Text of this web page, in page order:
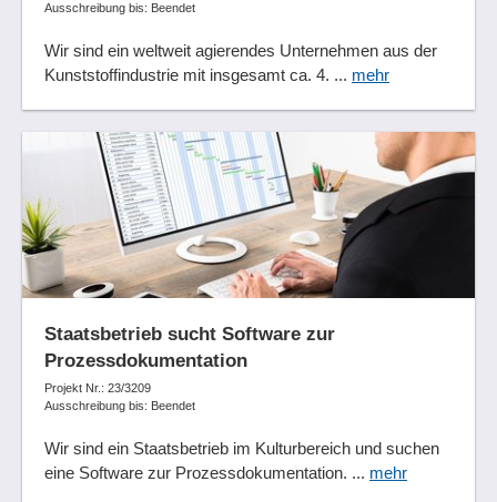
Ausschreibung bis: Beendet
Wir sind ein weltweit agierendes Unternehmen aus der
Kunststoffindustrie mit insgesamt ca. 4. ... mehr
Staatsbetrieb sucht Software zur
Prozessdokumentation
Projekt Nr.: 23/3209
Ausschreibung bis: Beendet
Wir sind ein Staatsbetrieb im Kulturbereich und suchen
eine Software zur Prozessdokumentation. ... mehr